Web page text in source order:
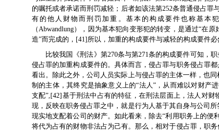
的嘱托或者承诺而刑罚减轻；后者如该法第252条普通侵占
有的他人财物而刑罚加重。基本的构成要件也称基本
（Abwandlung），因为基本犯向变形犯的转变，是通过“在
造”而完成的，[41]所以，加重的构成要件与减轻的构成要件
比较我国《刑法》第270条与第271条的构成要件可知，
侵占罪的加重构成要件的。具体而言，侵占罪与职务侵占罪
看出。除此之外，公司人员实际上与侵占罪的主体一样，也
制的主体，其终究是抽象意义上的“法人”，从而难以对财产
支配”,[42]基于刑法中占有的特征，在刑法层面上，法人对
现，反映在职务侵占罪之中，就是行为人基于其自身与公司
现实地支配着公司的财产。如此看来，除去“利用职务上的
将代为占有的财物非法占为己有。那么，相对于侵占罪，职